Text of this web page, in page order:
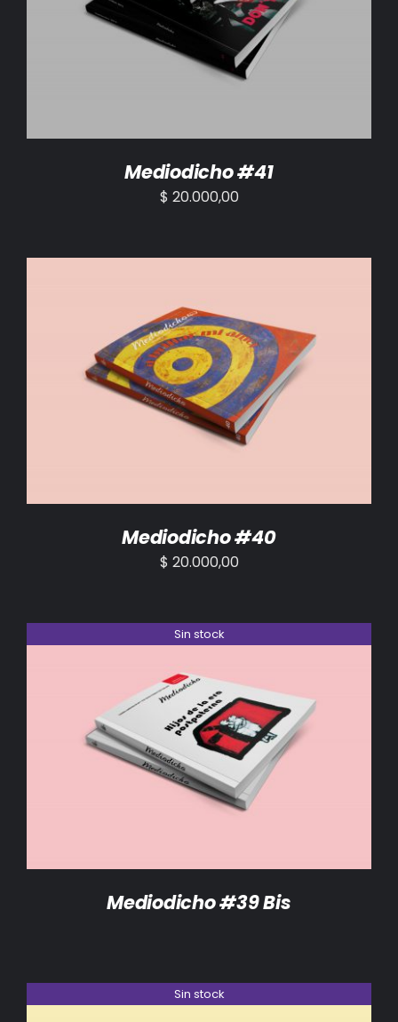
AÑADIR AL CARRITO / DETALLES
Mediodicho #41
$ 20.000,00
AÑADIR AL CARRITO / DETALLES
Mediodicho #40
$ 20.000,00
Sin stock
DETALLES
Mediodicho #39 Bis
Sin stock